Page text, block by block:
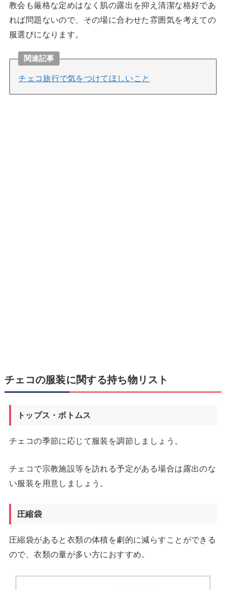
教会も厳格な定めはなく肌の露出を抑え清潔な格好であ
れば問題ないので、その場に合わせた雰囲気を考えての
服選びになります。
関連記事
チェコ旅行で気をつけてほしいこと
チェコの服装に関する持ち物リスト
トップス・ボトムス
チェコの季節に応じて服装を調節しましょう。
チェコで宗教施設等を訪れる予定がある場合は露出のな
い服装を用意しましょう。
圧縮袋
圧縮袋があると衣類の体積を劇的に減らすことができる
ので、衣類の量が多い方におすすめ。